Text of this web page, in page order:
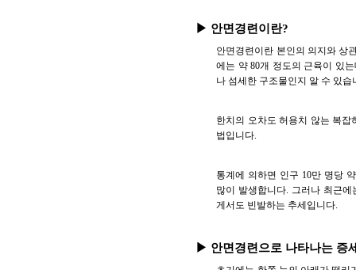
▶ 안면경련이란?
안면경련이란 본인의 의지와 상
에는 약 80개 정도의 근육이 있
나 섬세한 구조물인지 알 수 있습
한치의 오차도 허용치 않는 복
법입니다.
통계에 의하면 인구 10만 명당
많이 발생합니다. 그러나 최근
게서도 빈발하는 추세입니다.
▶ 안면경련으로 나타나는 증